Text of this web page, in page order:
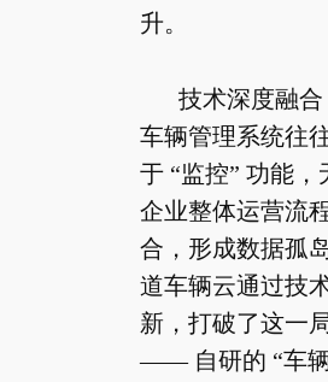
升。
技术深度融
车辆管理系统往
于 “监控” 功能，
企业整体运营流
合，形成数据孤
道车辆云通过技
新，打破了这一
—— 自研的 “车